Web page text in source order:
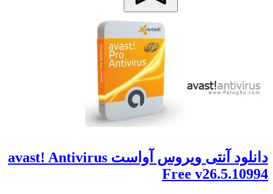
دانلود آنتی ویروس آواست avast! Antivirus
Free v26.5.10994